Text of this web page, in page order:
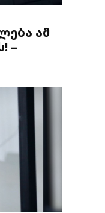
ამ
–